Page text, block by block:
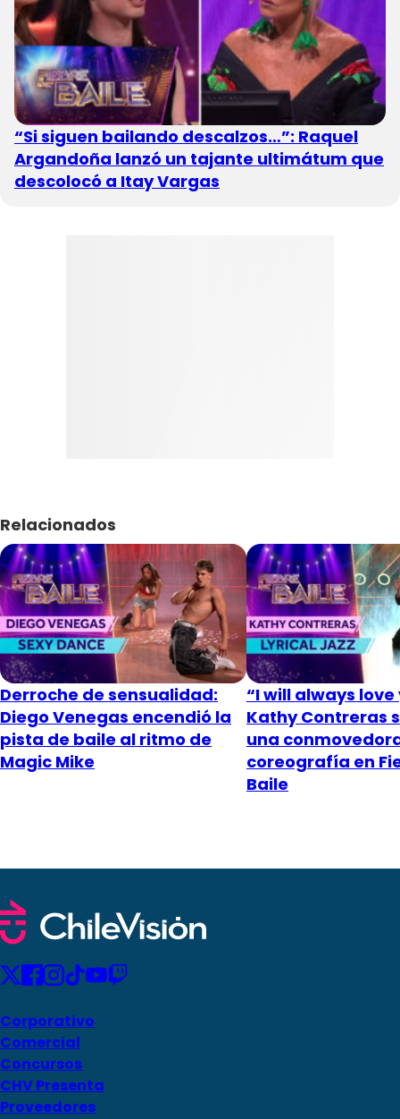
“Si siguen bailando descalzos…”: Raquel
Argandoña lanzó un tajante ultimátum que
descolocó a Itay Vargas
Relacionados
Derroche de sensualidad:
Diego Venegas encendió la
pista de baile al ritmo de
Magic Mike
“I will always love
Kathy Contreras
una
coreografía en
Baile
Corporativo
Comercial
Concursos
CHV Presenta
Proveedores